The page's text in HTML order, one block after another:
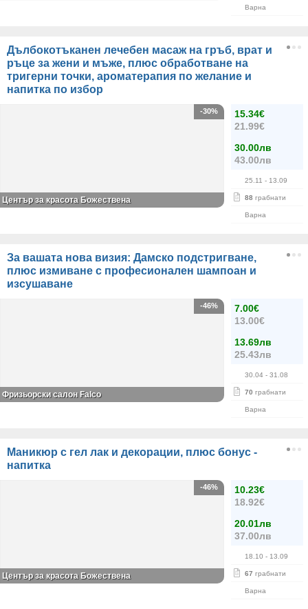
Варна
Дълбокотъканен лечебен масаж на гръб, врат и
ръце за жени и мъже, плюс обработване на
тригерни точки, ароматерапия по желание и
напитка по избор
15.34€
21.99€
30.00лв
43.00лв
25.11 - 13.09
88 грабнати
Варна
-30%
Център за красота Божествена
За вашата нова визия: Дамско подстригване,
плюс измиване с професионален шампоан и
изсушаване
7.00€
13.00€
13.69лв
25.43лв
30.04 - 31.08
70 грабнати
Варна
-46%
Фризьорски салон Falco
Маникюр с гел лак и декорации, плюс бонус -
напитка
10.23€
18.92€
20.01лв
37.00лв
18.10 - 13.09
67 грабнати
Варна
-46%
Център за красота Божествена